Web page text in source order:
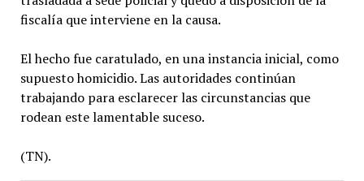
fiscalía que interviene en la causa.
El hecho fue caratulado, en una instancia inicial, como
supuesto homicidio. Las autoridades continúan
trabajando para esclarecer las circunstancias que
rodean este lamentable suceso.
(TN).